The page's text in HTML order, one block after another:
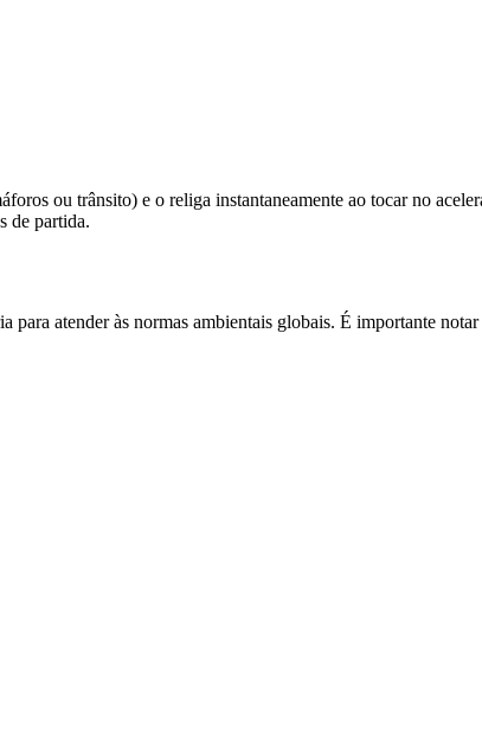
ou trânsito) e o religa instantaneamente ao tocar no
de partida.
atender às normas ambientais globais. É importante